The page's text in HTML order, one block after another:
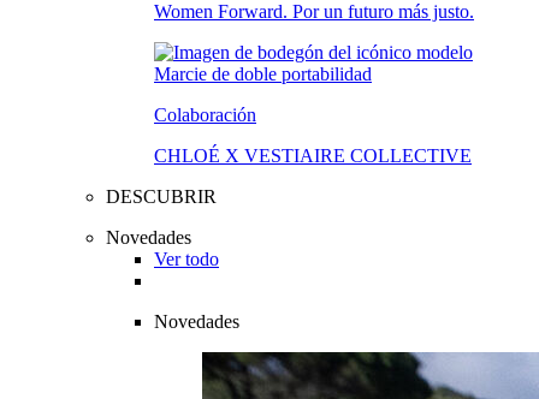
Women Forward. Por un futuro más justo.
Colaboración
CHLOÉ X VESTIAIRE COLLECTIVE
DESCUBRIR
Novedades
Ver todo
Novedades